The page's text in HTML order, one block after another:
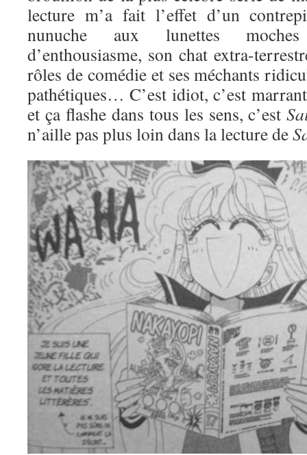
lecture m’a fait l’effet d’un
nunuche aux lunettes
d’enthousiasme, son chat extra-
rôles de comédie et ses méchants
pathétiques… C’est idiot, c’est
et ça flashe dans tous les sens, c’est
n’aille pas plus loin dans la lecture de